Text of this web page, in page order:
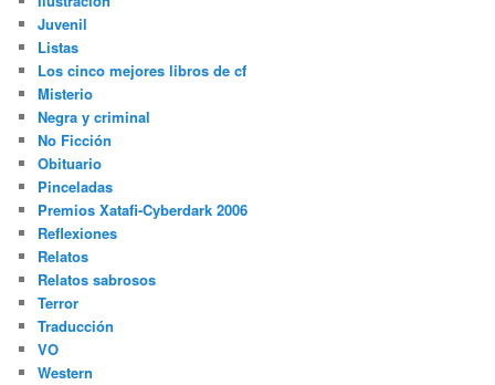
Juvenil
Listas
Los cinco mejores libros de cf
Misterio
Negra y criminal
No Ficción
Obituario
Pinceladas
Premios Xatafi-Cyberdark 2006
Reflexiones
Relatos
Relatos sabrosos
Terror
Traducción
VO
Western